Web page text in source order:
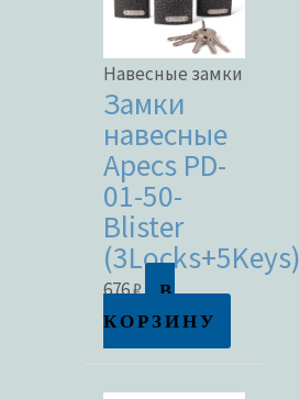
Навесные замки
Замки
навесные
Apecs PD-
01-50-
Blister
(3Locks+5Keys)
676₽
В
КОРЗИНУ